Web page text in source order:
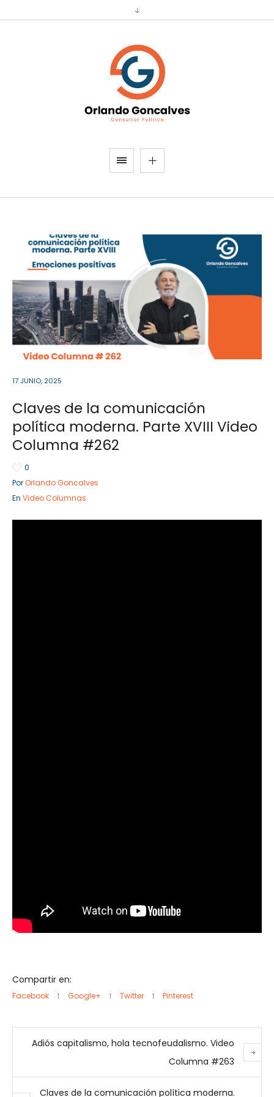
Sector Público
Servicios
Empresa Privada
Servicios
17 JUNIO, 2025
Claves de la comunicación
política moderna. Parte XVIII Video
Columna #262
0
Por Orlando Goncalves
En Video Columnas
Compartir en:
Facebook Google+ Twitter Pinterest
Adiós capitalismo, hola tecnofeudalismo. Video
Columna #263
Claves de la comunicación política moderna.